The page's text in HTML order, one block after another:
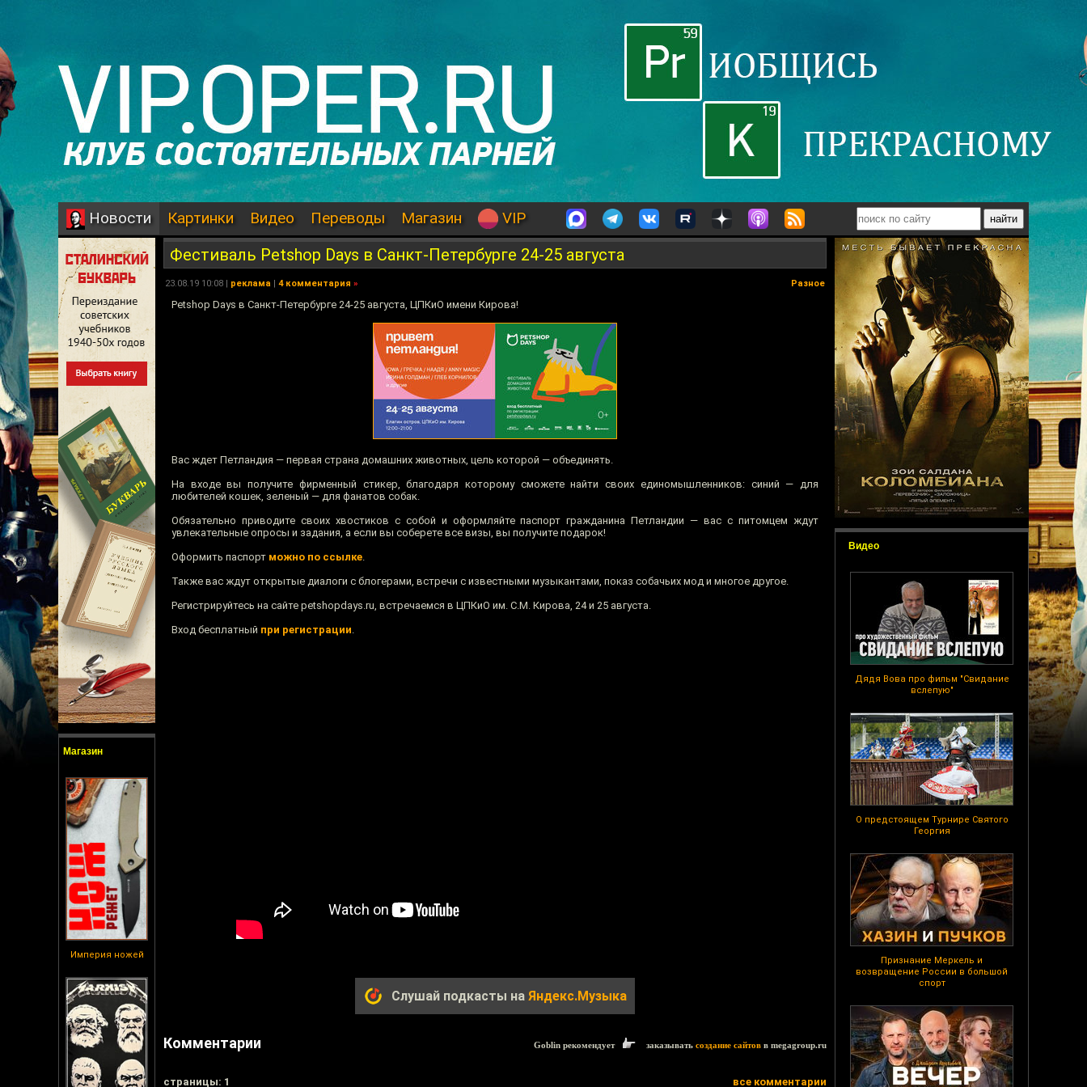
Новости Картинки Видео Переводы Магазин VIP
Магазин
Империя ножей
Видео
Дядя Вова про фильм "Свидание
вслепую"
О предстоящем Турнире Святого
Георгия
Признание Меркель и
возвращение России в большой
спорт
Фестиваль Petshop Days в Санкт-Петербурге 24-25 августа
23.08.19 10:08 | реклама | 4 комментария » Разное
Petshop Days в Санкт-Петербурге 24-25 августа, ЦПКиО имени Кирова!
Вас ждет Петландия — первая страна домашних животных, цель которой — объединять.
На входе вы получите фирменный стикер, благодаря которому сможете найти своих единомышленников: синий — для
любителей кошек, зеленый — для фанатов собак.
Обязательно приводите своих хвостиков с собой и оформляйте паспорт гражданина Петландии — вас с питомцем ждут
увлекательные опросы и задания, а если вы соберете все визы, вы получите подарок!
Оформить паспорт можно по ссылке.
Также вас ждут открытые диалоги с блогерами, встречи с известными музыкантами, показ собачьих мод и многое другое.
Регистрируйтесь на сайте petshopdays.ru, встречаемся в ЦПКиО им. С.М. Кирова, 24 и 25 августа.
Вход бесплатный при регистрации.
Слушай подкасты на Яндекс.Музыка
Комментарии Goblin рекомендует заказывать создание сайтов в megagroup.ru
cтраницы: 1 все комментарии